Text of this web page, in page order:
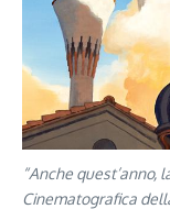
“Anche quest’anno,
Cinematografica